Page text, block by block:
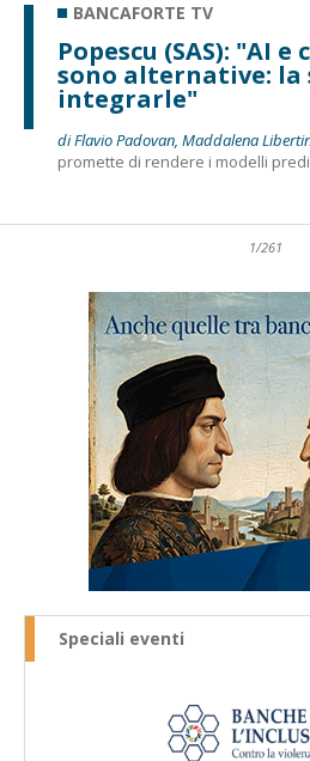
BANCAFORTE TV
Popescu (SAS): "AI
sono alternative: la
integrarle"
di Flavio Padovan, Maddalena
promette di rendere i modelli
1/261
Speciali eventi